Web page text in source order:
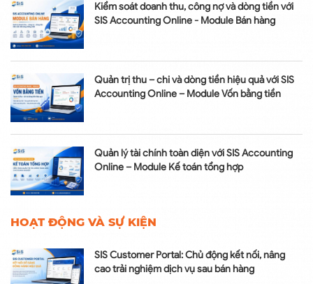
Kiểm soát doanh thu, công nợ và dòng tiền với
SIS Accounting Online - Module Bán hàng
Quản trị thu – chi và dòng tiền hiệu quả với SIS
Accounting Online – Module Vốn bằng tiền
Quản lý tài chính toàn diện với SIS Accounting
Online – Module Kế toán tổng hợp
HOẠT ĐỘNG VÀ SỰ KIỆN
SIS Customer Portal: Chủ động kết nối, nâng
cao trải nghiệm dịch vụ sau bán hàng